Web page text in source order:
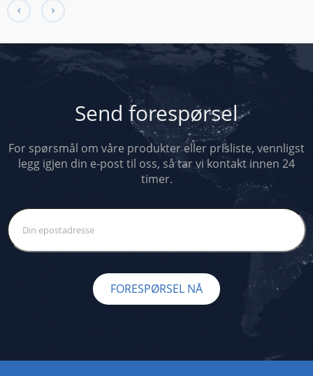
Send forespørsel
For spørsmål om våre produkter eller prisliste, vennligst
legg igjen din e-post til oss, så tar vi kontakt innen 24
timer.
FORESPØRSEL NÅ